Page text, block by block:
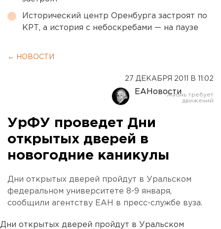
Исторический центр Оренбурга застроят по
КРТ, а история с небоскребами — на паузе
← НОВОСТИ
27 ДЕКАБРЯ 2011 В 11:02
ЕАНовости
УрФУ проведет Дни
открытых дверей в
новогодние каникулы
Дни открытых дверей пройдут в Уральском
федеральном университете 8-9 января,
сообщили агентству ЕАН в пресс-службе вуза.
Дни открытых дверей пройдут в Уральском